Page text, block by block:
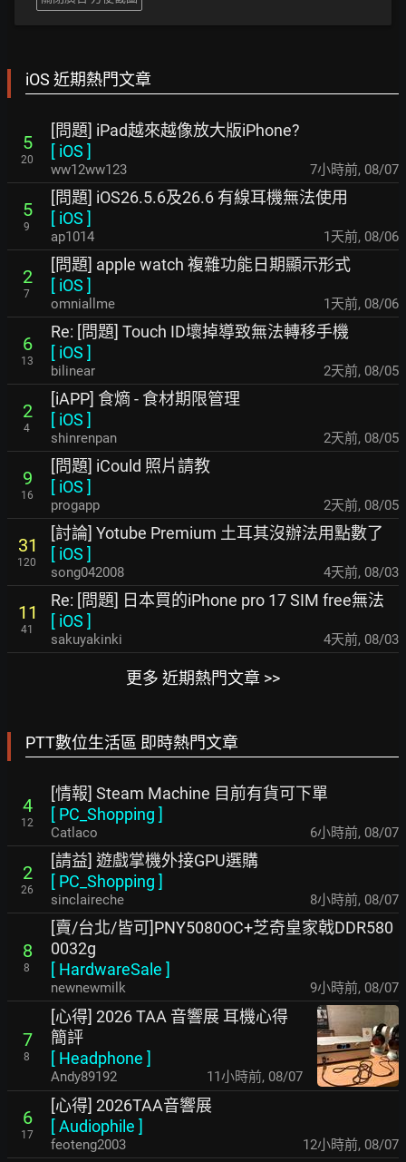
iOS 近期熱門文章
5
20
[問題] iPad越來越像放大版iPhone?
[ iOS ]
ww12ww123 7小時前, 08/07
5
9
[問題] iOS26.5.6及26.6 有線耳機無法使用
[ iOS ]
ap1014 1天前, 08/06
2
7
[問題] apple watch 複雜功能日期顯示形式
[ iOS ]
omniallme 1天前, 08/06
6
13
Re: [問題] Touch ID壞掉導致無法轉移手機
[ iOS ]
bilinear 2天前, 08/05
2
4
[iAPP] 食熵 - 食材期限管理
[ iOS ]
shinrenpan 2天前, 08/05
9
16
[問題] iCould 照片請教
[ iOS ]
progapp 2天前, 08/05
31
120
[討論] Yotube Premium 土耳其沒辦法用點數了
[ iOS ]
song042008 4天前, 08/03
11
41
Re: [問題] 日本買的iPhone pro 17 SIM free無法
[ iOS ]
sakuyakinki 4天前, 08/03
更多 近期熱門文章 >>
PTT數位生活區 即時熱門文章
4
12
[情報] Steam Machine 目前有貨可下單
[ PC_Shopping ]
Catlaco 6小時前, 08/07
2
26
[請益] 遊戲掌機外接GPU選購
[ PC_Shopping ]
sinclaireche 8小時前, 08/07
8
8
[賣/台北/皆可]PNY5080OC+芝奇皇家戟DDR580
0032g
[ HardwareSale ]
newnewmilk 9小時前, 08/07
7
8
[心得] 2026 TAA 音響展 耳機心得
簡評
[ Headphone ]
Andy89192 11小時前, 08/07
6
17
[心得] 2026TAA音響展
[Audiophile ]
feoteng2003 12小時前, 08/07